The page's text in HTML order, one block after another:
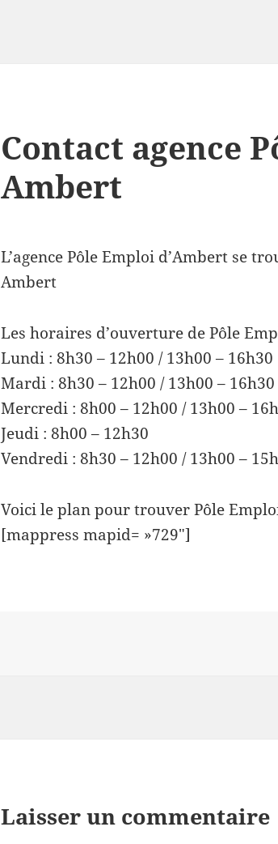
Contact agence
Ambert
L’agence Pôle Emploi d’Ambert se
Ambert
Les horaires d’ouverture de Pôle
Lundi : 8h30 – 12h00 / 13h00 – 16h30
Mardi : 8h30 – 12h00 / 13h00 – 16h30
Mercredi : 8h00 – 12h00 / 13h00 –
Jeudi : 8h00 – 12h30
Vendredi : 8h30 – 12h00 / 13h00 –
Voici le plan pour trouver Pôle
[mappress mapid= »729″]
Laisser un commentaire